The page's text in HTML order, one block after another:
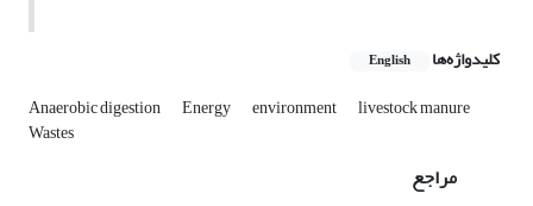
کلیدواژه‌ها English
Anaerobic digestion Energy environment livestock manure
Wastes
مراجع